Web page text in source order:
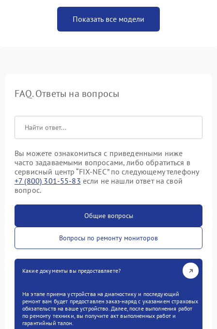
Показать все модели
FAQ. Ответы на вопросы
Вы можете ознакомиться с приведенными ниже
часто задаваемыми вопросами, либо обратиться в
сервисный центр “FIX-NEC” по следующему телефону
+7 (800) 301-55-83 если не нашли ответ на свой
вопрос.
Общие вопросы
Вопросы по ремонту мониторов
Какие документы вы предоставляете?
На этапе приема устройства на диагностику и последующий
ремонт вам будет предоставлен заказ-наряд с указанием страховых
обязательств на ваше устройство. Далее, после выполнения работ
по ремонту техники, вы получите акт выполненных работ и
гарантийный талон.